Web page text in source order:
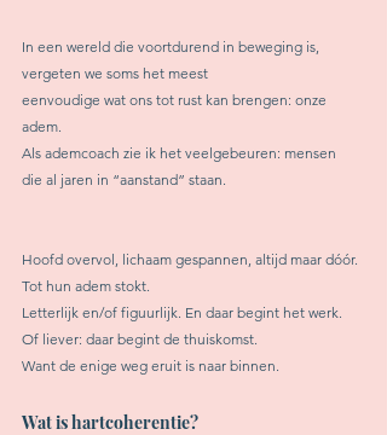
In een wereld die voortdurend in beweging is,
vergeten we soms het meest
eenvoudige wat ons tot rust kan brengen: onze
adem.
Als ademcoach zie ik het veelgebeuren: mensen
die al jaren in “aanstand” staan.
Hoofd overvol, lichaam gespannen, altijd maar dóór.
Tot hun adem stokt.
Letterlijk en/of figuurlijk. En daar begint het werk.
Of liever: daar begint de thuiskomst.
Want de enige weg eruit is naar binnen.
Wat is hartcoherentie?